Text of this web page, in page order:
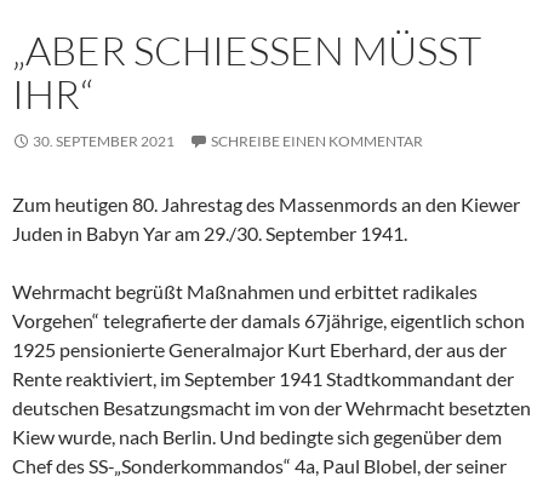
„ABER SCHIESSEN MÜSST
IHR“
30. SEPTEMBER 2021 SCHREIBE EINEN KOMMENTAR
Zum heutigen 80. Jahrestag des Massenmords an den Kiewer
Juden in Babyn Yar am 29./30. September 1941.
Wehrmacht begrüßt Maßnahmen und erbittet radikales
Vorgehen“ telegrafierte der damals 67jährige, eigentlich schon
1925 pensionierte Generalmajor Kurt Eberhard, der aus der
Rente reaktiviert, im September 1941 Stadtkommandant der
deutschen Besatzungsmacht im von der Wehrmacht besetzten
Kiew wurde, nach Berlin. Und bedingte sich gegenüber dem
Chef des SS-„Sonderkommandos“ 4a, Paul Blobel, der seiner